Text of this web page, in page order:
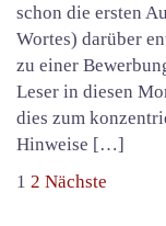
schon die ersten
Wortes) darüber
zu einer
Leser in diesen
dies zum
Hinweise […]
1 2 Nächste